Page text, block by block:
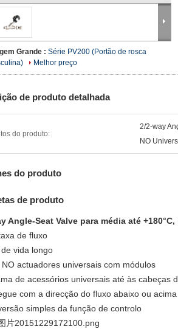
Grande : Série PV200 (Portão de rosca
Melhor preço
de produto detalhada
do produto:
2/2-way
NO
do produto
de produto
Angle-Seat Valve para média até
de fluxo
vida longo
actuadores universais com módulos
de acessórios universais até às cabeças
com a direcção do fluxo abaixo ou
simples da função de controlo